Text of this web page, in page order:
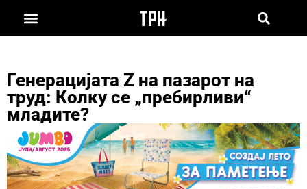
Генерацијата Z на пазарот на
труд: Колку се „пребирливи“
младите?